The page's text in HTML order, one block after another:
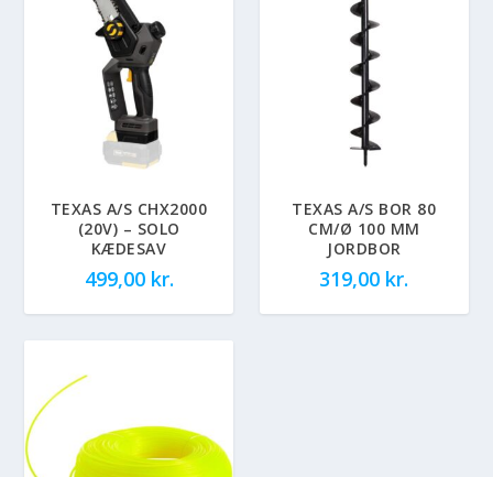
TEXAS A/S CHX2000
(20V) – SOLO
KÆDESAV
499,00 kr.
TEXAS A/S BOR 80
CM/Ø 100 MM
JORDBOR
319,00 kr.